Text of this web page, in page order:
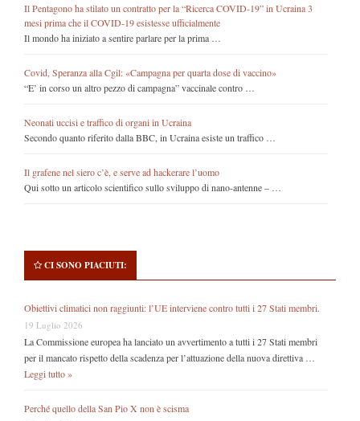
Il Pentagono ha stilato un contratto per la “Ricerca COVID-19” in Ucraina 3
mesi prima che il COVID-19 esistesse ufficialmente
Il mondo ha iniziato a sentire parlare per la prima …
Covid, Speranza alla Cgil: «Campagna per quarta dose di vaccino»
“E’ in corso un altro pezzo di campagna” vaccinale contro …
Neonati uccisi e traffico di organi in Ucraina
Secondo quanto riferito dalla BBC, in Ucraina esiste un traffico …
Il grafene nel siero c’è, e serve ad hackerare l’uomo
Qui sotto un articolo scientifico sullo sviluppo di nano-antenne – …
CI SONO PIACIUTI:
Obiettivi climatici non raggiunti: l’UE interviene contro tutti i 27 Stati membri.
19 Luglio 2026
La Commissione europea ha lanciato un avvertimento a tutti i 27 Stati membri
per il mancato rispetto della scadenza per l’attuazione della nuova direttiva …
Leggi tutto »
Perché quello della San Pio X non è scisma